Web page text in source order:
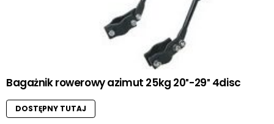
Bagażnik rowerowy azimut 25kg 20″-29″ 4disc
DOSTĘPNY TUTAJ